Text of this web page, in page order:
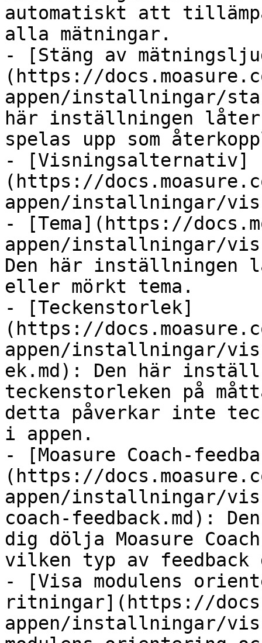
automatiskt att
alla mätningar.
- [Stäng av
(https://
appen/installningar/
här inställningen
spelas upp som
- [Visningsalternativ]
(https://
appen/installningar/
- [Tema](https://
appen/installningar/
Den här
eller mörkt tema.
- [Teckenstorlek]
(https://
appen/installningar/
ek.md): Den här
teckenstorleken på
detta påverkar inte
i appen.
- [Moasure Coach-
(https://
appen/installningar/
coach-feedback.md):
dig dölja Moasure
vilken typ av
- [Visa modulens
ritningar](https://
appen/installningar/